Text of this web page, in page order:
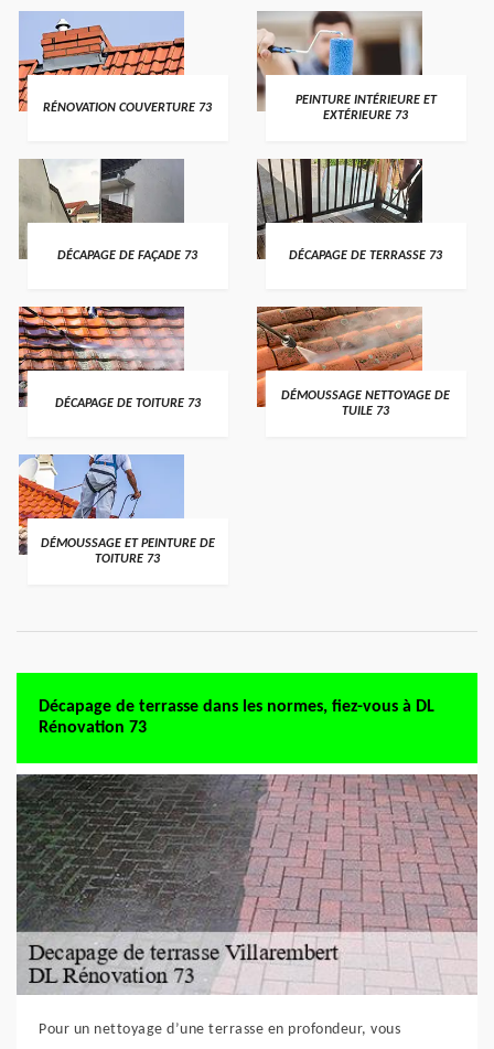
RÉNOVATION COUVERTURE 73
PEINTURE INTÉRIEURE ET
EXTÉRIEURE 73
DÉCAPAGE DE FAÇADE 73 DÉCAPAGE DE TERRASSE 73
DÉCAPAGE DE TOITURE 73
DÉMOUSSAGE NETTOYAGE DE
TUILE 73
DÉMOUSSAGE ET PEINTURE DE
TOITURE 73
Décapage de terrasse dans les normes, fiez-vous à DL
Rénovation 73
Pour un nettoyage d’une terrasse en profondeur, vous